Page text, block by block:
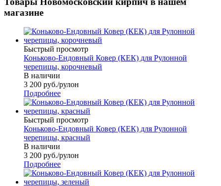
магазине
Быстрый просмотр
Коньково-Ендовный Ковер (КЕК) для Рулонной
черепицы, корочневый
В наличии
3 200 руб./рулон
Подробнее
Быстрый просмотр
Коньково-Ендовный Ковер (КЕК) для Рулонной
черепицы, красный
В наличии
3 200 руб./рулон
Подробнее